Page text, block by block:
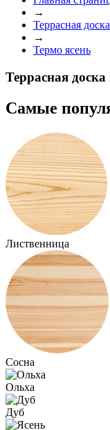
→
Террасная доска
→
Термо ясень
Террасная доска
Самые
Лиственница
Сосна
Ольха
Дуб